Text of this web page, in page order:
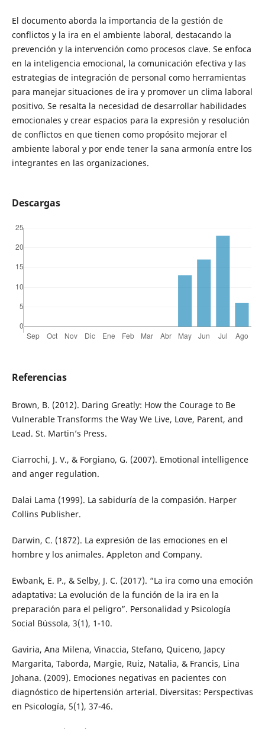
El documento aborda la importancia de la gestión de
conflictos y la ira en el ambiente laboral, destacando la
prevención y la intervención como procesos clave. Se enfoca
en la inteligencia emocional, la comunicación efectiva y las
estrategias de integración de personal como herramientas
para manejar situaciones de ira y promover un clima laboral
positivo. Se resalta la necesidad de desarrollar habilidades
emocionales y crear espacios para la expresión y resolución
de conflictos en que tienen como propósito mejorar el
ambiente laboral y por ende tener la sana armonía entre los
integrantes en las organizaciones.
Descargas
Referencias
Brown, B. (2012). Daring Greatly: How the Courage to Be
Vulnerable Transforms the Way We Live, Love, Parent, and
Lead. St. Martin’s Press.
Ciarrochi, J. V., & Forgiano, G. (2007). Emotional intelligence
and anger regulation.
Dalai Lama (1999). La sabiduría de la compasión. Harper
Collins Publisher.
Darwin, C. (1872). La expresión de las emociones en el
hombre y los animales. Appleton and Company.
Ewbank, E. P., & Selby, J. C. (2017). “La ira como una emoción
adaptativa: La evolución de la función de la ira en la
preparación para el peligro”. Personalidad y Psicología
Social Bússola, 3(1), 1-10.
Gaviria, Ana Milena, Vinaccia, Stefano, Quiceno, Japcy
Margarita, Taborda, Margie, Ruiz, Natalia, & Francis, Lina
Johana. (2009). Emociones negativas en pacientes con
diagnóstico de hipertensión arterial. Diversitas: Perspectivas
en Psicología, 5(1), 37-46.